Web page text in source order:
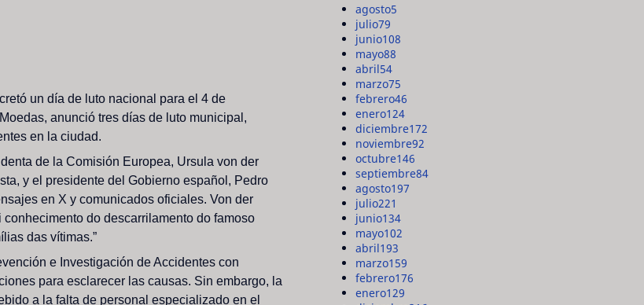
un día de luto nacional para el 4 de
Moedas, anunció tres días de luto municipal,
en la ciudad.
de la Comisión Europea, Ursula von der
y el presidente del Gobierno español, Pedro
en X y comunicados oficiales. Von der
conhecimento do descarrilamento do famoso
das vítimas.”
e Investigación deAccidentes con
para esclarecer las causas. Sin embargo, la
a la falta de personal especializado en el
agosto5
julio79
junio108
mayo88
abril54
marzo75
febrero46
enero124
diciembre172
noviembre92
octubre146
septiembre84
agosto197
julio221
junio134
mayo102
abril193
marzo159
febrero176
enero129